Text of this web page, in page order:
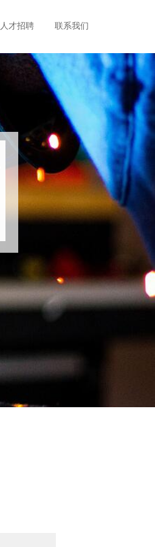
人才招聘 联系我们